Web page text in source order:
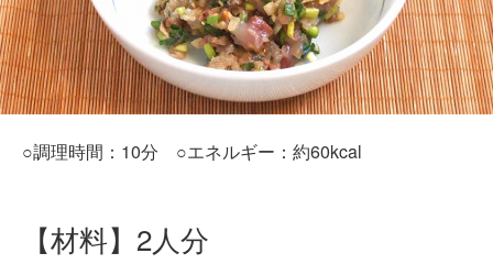
○調理時間：10分 ○エネルギー：約60kcal
【材料】2人分